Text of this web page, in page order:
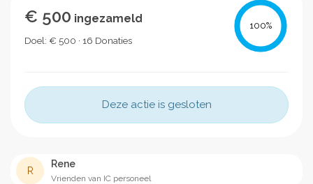
€ 500 ingezameld
Doel: € 500 · 16 Donaties
100%
Deze actie is gesloten
R
Rene
Vrienden van IC personeel